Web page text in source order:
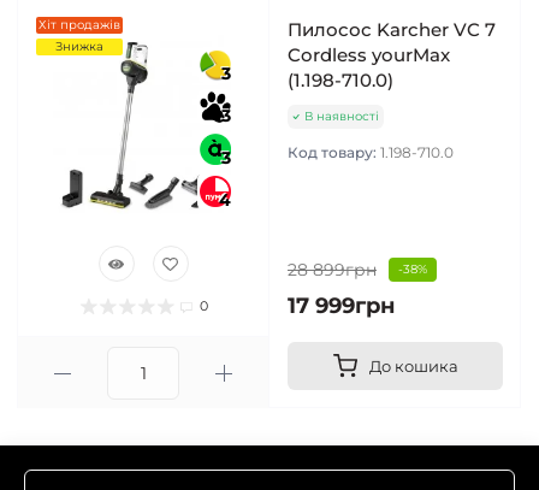
Хіт продажів
Знижка
3
3
3
4
0
Пилосос Karcher VC 7
Cordless yourMax
(1.198-710.0)
В наявності
Код товару: 1.198-710.0
28 899грн -38%
17 999грн
До кошика